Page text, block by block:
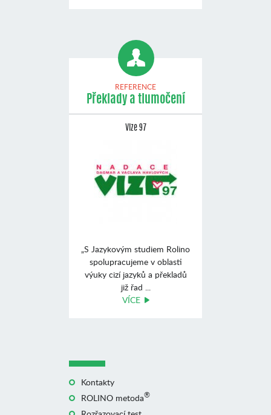
REFERENCE
Překlady a tlumočení
Vize 97
„S Jazykovým studiem Rolino
spolupracujeme v oblasti
výuky cizí jazyků a překladů
již řad ...
VÍCE
Kontakty
ROLINO metoda®